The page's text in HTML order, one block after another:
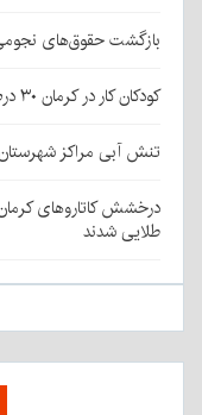
بازگشت حقوق‌های
کودکان کار در کرمان ۳۰ درصد کمتر شدند
تنش آبی مراکز
درخشش کاتاروهای
طلایی شدند